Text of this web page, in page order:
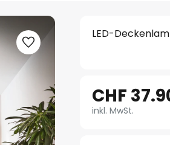
LED-
CHF
inkl. MwSt.